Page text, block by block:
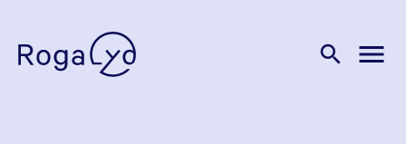
search menu